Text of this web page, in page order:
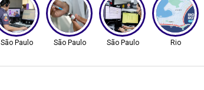
São Paulo São Paulo São Paulo Rio